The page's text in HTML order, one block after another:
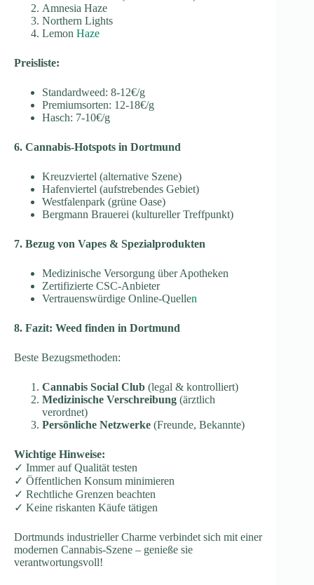
Amnesia Haze
Northern Lights
Lemon Haze
Preisliste:
Standardweed: 8-12€/g
Premiumsorten: 12-18€/g
Hasch: 7-10€/g
6. Cannabis-Hotspots in Dortmund
Kreuzviertel (alternative Szene)
Hafenviertel (aufstrebendes Gebiet)
Westfalenpark (grüne Oase)
Bergmann Brauerei (kultureller Treffpunkt)
7. Bezug von Vapes & Spezialprodukten
Medizinische Versorgung über Apotheken
Zertifizierte CSC-Anbieter
Vertrauenswürdige Online-Quellen
8. Fazit: Weed finden in Dortmund
Beste Bezugsmethoden:
Cannabis Social Club (legal & kontrolliert)
Medizinische Verschreibung (ärztlich
verordnet)
Persönliche Netzwerke (Freunde, Bekannte)
Wichtige Hinweise:
✓ Immer auf Qualität testen
✓ Öffentlichen Konsum minimieren
✓ Rechtliche Grenzen beachten
✓ Keine riskanten Käufe tätigen
Dortmunds industrieller Charme verbindet sich mit einer
modernen Cannabis-Szene – genieße sie
verantwortungsvoll!